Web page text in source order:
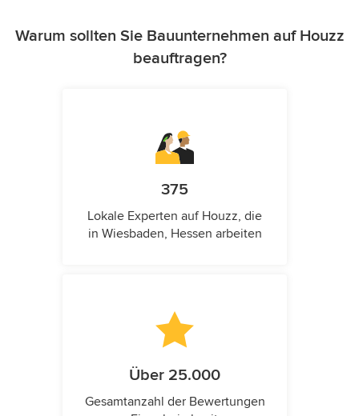
Warum sollten Sie Bauunternehmen auf Houzz
beauftragen?
375
Lokale Experten auf Houzz, die
in Wiesbaden, Hessen arbeiten
Über 25.000
Gesamtanzahl der Bewertungen